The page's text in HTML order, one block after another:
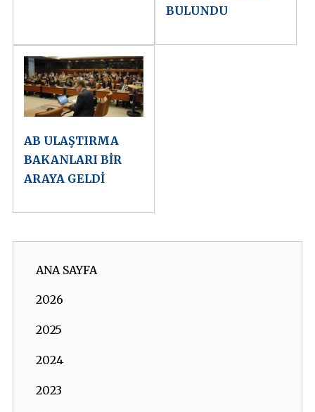
BULUNDU
AB ULAŞTIRMA
BAKANLARI BİR
ARAYA GELDİ
ANA SAYFA
2026
2025
2024
2023